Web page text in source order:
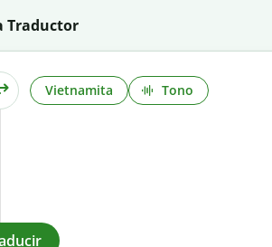
Traductor
Vietnamita Tono